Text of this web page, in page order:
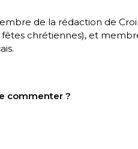
de la rédaction de
fêtes chrétiennes), et
commenter ?